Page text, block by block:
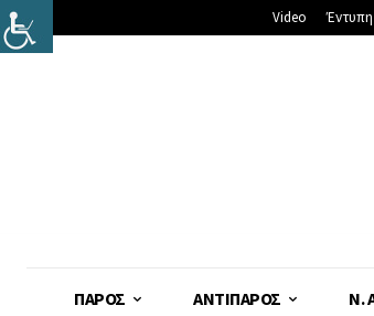
Video Έντυπη
ΠΆΡΟΣ ΑΝΤΊΠΑΡΟΣ Ν.